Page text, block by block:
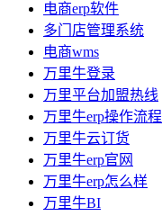
电商erp软件
多门店管理系统
电商wms
万里牛登录
万里平台加盟热线
万里牛erp操作流程
万里牛云订货
万里牛erp官网
万里牛erp怎么样
万里牛BI